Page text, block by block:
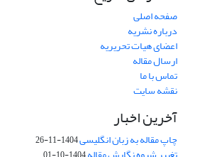
صفحه اصلی
درباره نشریه
اعضای هیات تحریریه
ارسال مقاله
تماس با ما
نقشه سایت
آخرین اخبار
چاپ مقاله به زبان انگلیسی1404-11-26